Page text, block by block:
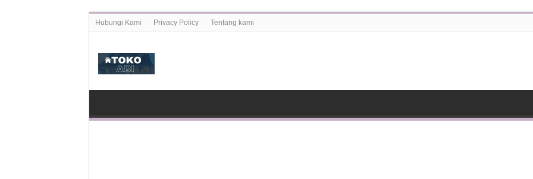
Hubungi Kami Privacy Policy Tentang kami